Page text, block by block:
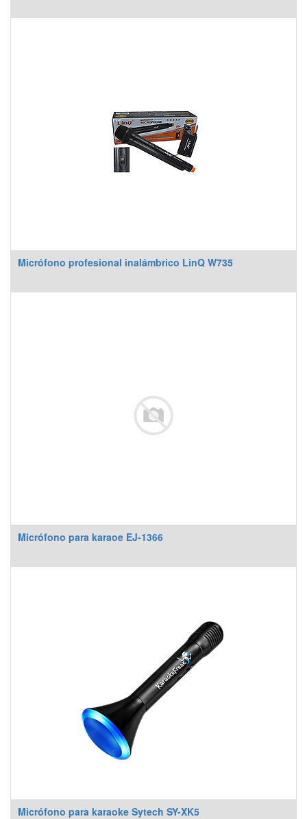
Micrófono profesional inalámbrico LinQ W735
Micrófono para karaoe EJ-1366
Micrófono para karaoke Sytech SY-XK5